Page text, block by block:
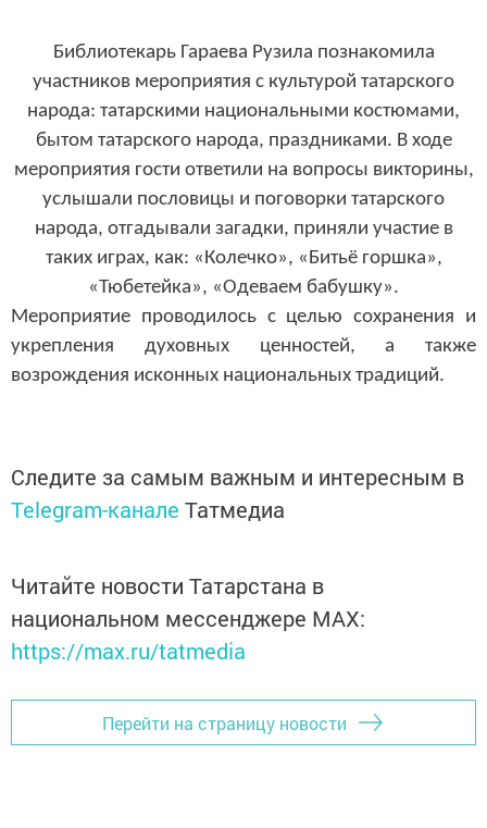
Библиотекарь Гараева Рузила познакомила
участников мероприятия с культурой татарского
народа: татарскими национальными костюмами,
бытом татарского народа, праздниками. В ходе
мероприятия гости ответили на вопросы викторины,
услышали пословицы и поговорки татарского
народа, отгадывали загадки, приняли участие в
таких играх, как: «Колечко», «Битьё горшка»,
«Тюбетейка», «Одеваем бабушку».
Мероприятие проводилось с целью сохранения и
укрепления духовных ценностей, а также
возрождения исконных национальных традиций.
Следите за самым важным и интересным в
Telegram-канале Татмедиа
Читайте новости Татарстана в
национальном мессенджере MАХ:
https://max.ru/tatmedia
Перейти на страницу новости